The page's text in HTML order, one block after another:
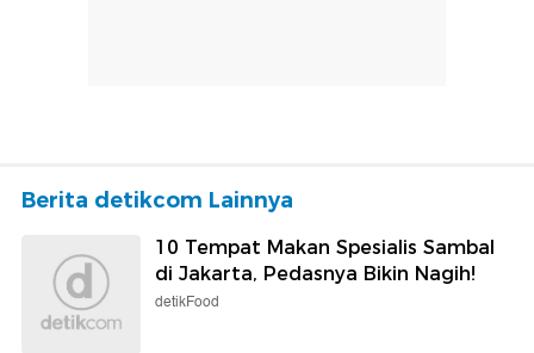
Berita detikcom Lainnya
10 Tempat Makan Spesialis Sambal
di Jakarta, Pedasnya Bikin Nagih!
detikFood